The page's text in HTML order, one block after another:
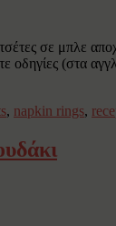
σε μπλε
οδηγίες
, napkin rings,